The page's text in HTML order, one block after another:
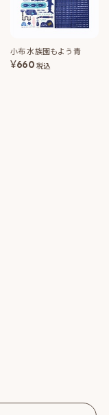
小布 水族園もよう青
¥660 税込